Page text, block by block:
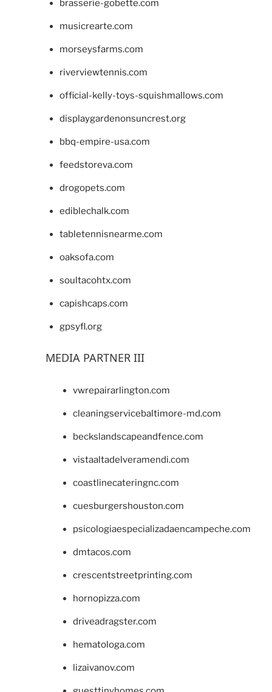
brasserie-gobette.com
musicrearte.com
morseysfarms.com
riverviewtennis.com
official-kelly-toys-squishmallows.com
displaygardenonsuncrest.org
bbq-empire-usa.com
feedstoreva.com
drogopets.com
ediblechalk.com
tabletennisnearme.com
oaksofa.com
soultacohtx.com
capishcaps.com
gpsyfl.org
MEDIA PARTNER III
vwrepairarlington.com
cleaningservicebaltimore-md.com
beckslandscapeandfence.com
vistaaltadelveramendi.com
coastlinecateringnc.com
cuesburgershouston.com
psicologiaespecializadaencampeche.com
dmtacos.com
crescentstreetprinting.com
hornopizza.com
driveadragster.com
hematologa.com
lizaivanov.com